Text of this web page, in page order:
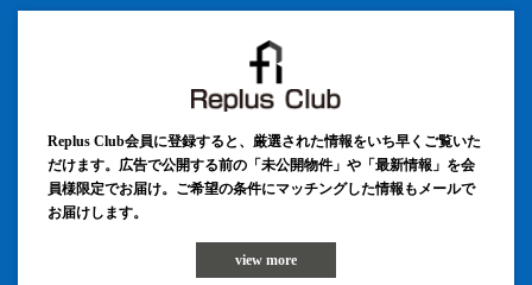
Replus Club会員に登録すると、厳選された情報をいち早くご覧いた
だけます。広告で公開する前の「未公開物件」や「最新情報」を会
員様限定でお届け。ご希望の条件にマッチングした情報もメールで
お届けします。
view more